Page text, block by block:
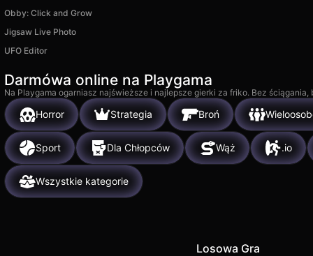
Obby: Click and Grow
Jigsaw Live Photo
UFO Editor
Darmówa online na Playgama
Na Playgama ogarniasz najświeższe i najlepsze gierki za friko. Bez
Horror Strategia Broń
Sport Dla Chłopców Wąż .io
Wszystkie kategorie
Losowa Gra